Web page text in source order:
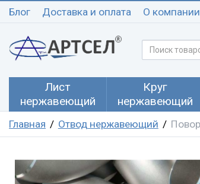
Блог Доставка и оплата О компании
Лист
нержавеющий
Круг
нержавеющий
Главная Отвод нержавеющий